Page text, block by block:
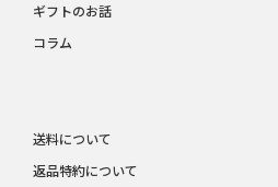
ギフトのお話
コラム
送料について
返品特約について